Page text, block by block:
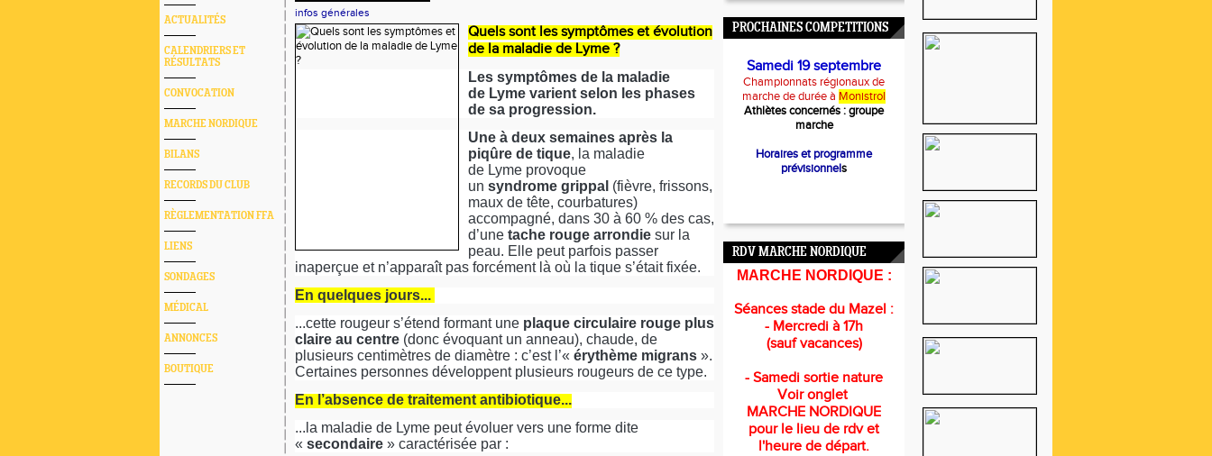
ACTUALITÉS
CALENDRIERS ET
RÉSULTATS
CONVOCATION
MARCHE NORDIQUE
BILANS
RECORDS DU CLUB
RÈGLEMENTATION FFA
LIENS
SONDAGES
MÉDICAL
ANNONCES
BOUTIQUE
infos générales
Quels sont les symptômes et évolution
de la maladie de Lyme ?
Les symptômes de la maladie
de Lyme varient selon les phases
de sa progression.
Une à deux semaines après la
piqûre de tique, la maladie
de Lyme provoque
un syndrome grippal (fièvre, frissons,
maux de tête, courbatures)
accompagné, dans 30 à 60 % des cas,
d’une tache rouge arrondie sur la
peau. Elle peut parfois passer
inaperçue et n’apparaît pas forcément là où la tique s’était fixée.
En quelques jours...
...cette rougeur s’étend formant une plaque circulaire rouge plus
claire au centre (donc évoquant un anneau), chaude, de
plusieurs centimètres de diamètre : c’est l’« érythème migrans ».
Certaines personnes développent plusieurs rougeurs de ce type.
En l’absence de traitement antibiotique...
...la maladie de Lyme peut évoluer vers une forme dite
« secondaire » caractérisée par :
PROCHAINES COMPETITIONS
Samedi 19 septembre
Championnats régionaux de
marche de durée à Monistrol
Athlètes concernés :groupe
marche
Horaires et programme
prévisionnels
RDV MARCHE NORDIQUE
MARCHE NORDIQUE :
Séances stade du Mazel :
- Mercredi à 17h
(sauf vacances)
- Samedi sortie nature
Voir onglet
MARCHE NORDIQUE
pour le lieu de rdv et
l'heure de départ.